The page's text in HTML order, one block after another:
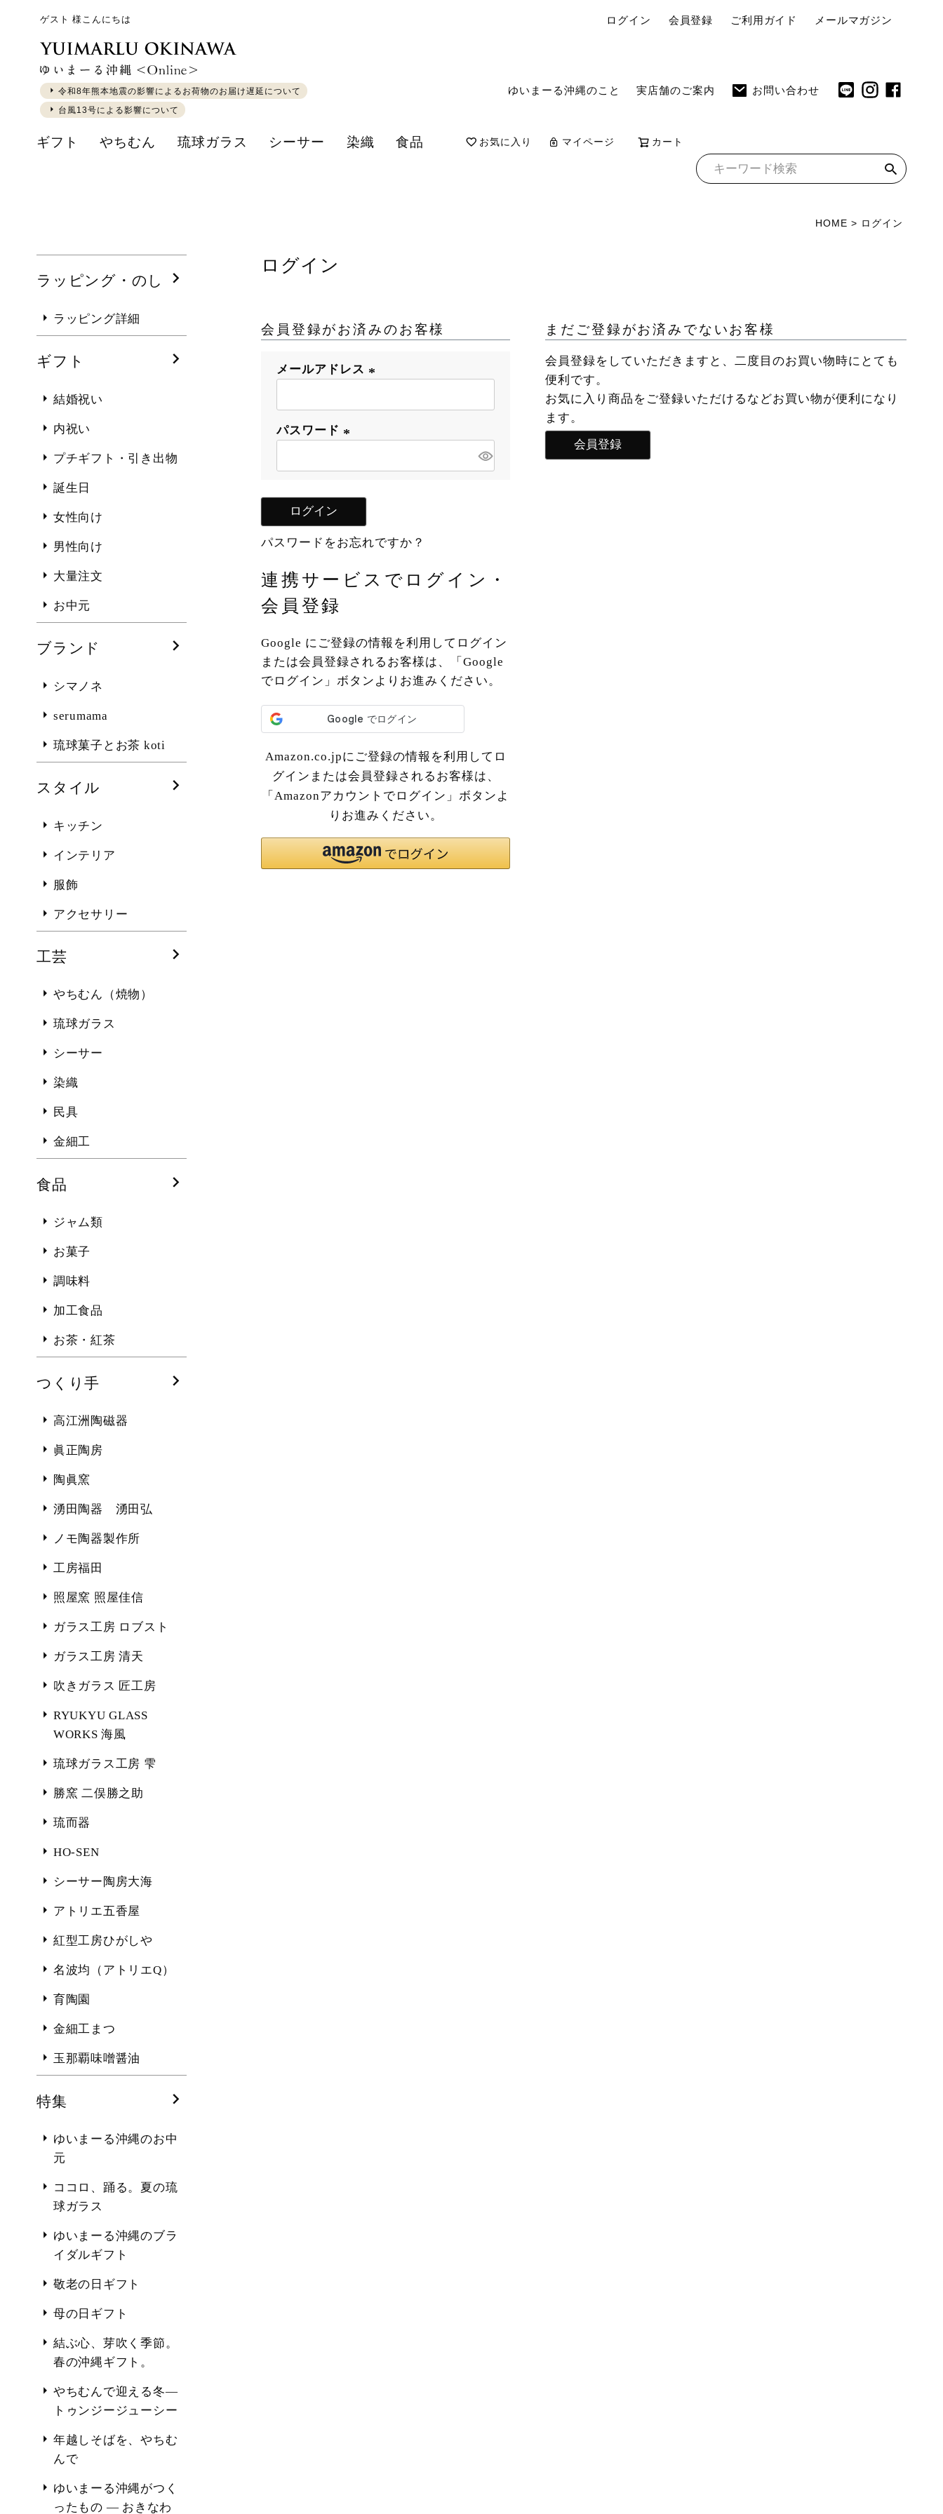
ゲスト 様こんにちは
令和8年熊本地震の影響によるお荷物のお届け遅延について
台風13号による影響について
ログイン 会員登録 ご利用ガイド メールマガジン
ゆいまーる沖縄のこと 実店舗のご案内 お問い合わせ
ギフト やちむん 琉球ガラス シーサー 染織 食品 お気に入り マイページ カート
HOME ログイン
ラッピング・のし
ラッピング詳細
ギフト
結婚祝い
内祝い
プチギフト・引き出物
誕生日
女性向け
男性向け
大量注文
お中元
ブランド
シマノネ
serumama
琉球菓子とお茶 koti
スタイル
キッチン
インテリア
服飾
アクセサリー
工芸
やちむん（焼物）
琉球ガラス
シーサー
染織
民具
金細工
食品
ジャム類
お菓子
調味料
加工食品
お茶・紅茶
つくり手
高江洲陶磁器
眞正陶房
陶眞窯
湧田陶器 湧田弘
ノモ陶器製作所
工房福田
照屋窯 照屋佳信
ガラス工房 ロブスト
ガラス工房 清天
吹きガラス 匠工房
RYUKYU GLASS
WORKS 海風
琉球ガラス工房 雫
勝窯 二俣勝之助
琉而器
HO-SEN
シーサー陶房大海
アトリエ五香屋
紅型工房ひがしや
名波均（アトリエQ）
育陶園
金細工まつ
玉那覇味噌醤油
特集
ゆいまーる沖縄のお中
元
ココロ、踊る。夏の琉
球ガラス
ゆいまーる沖縄のブラ
イダルギフト
敬老の日ギフト
母の日ギフト
結ぶ心、芽吹く季節。
春の沖縄ギフト。
やちむんで迎える冬―
トゥンジージューシー
年越しそばを、やちむ
んで
ゆいまーる沖縄がつく
ったもの ― おきなわ
ログイン
会員登録がお済みのお客様
メールアドレス
必
パスワード
必
ログイン
パスワードをお忘れですか？
連携サービスでログイン・
会員登録
Google にご登録の情報を利用してログイン
または会員登録されるお客様は、「Google
でログイン」ボタンよりお進みください。
Amazon.co.jpにご登録の情報を利用してロ
グインまたは会員登録されるお客様は、
「Amazonアカウントでログイン」ボタンよ
りお進みください。
まだご登録がお済みでないお客様
会員登録をしていただきますと、二度目のお買い物時にとても
便利です。
お気に入り商品をご登録いただけるなどお買い物が便利になり
ます。
会員登録